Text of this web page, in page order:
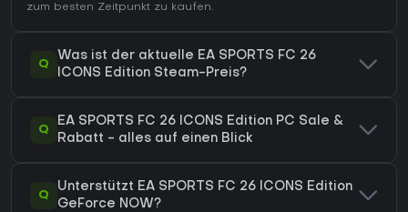
zum besten Zeitpunkt zu kaufen.
Q
Was ist der aktuelle EA SPORTS FC 26
ICONS Edition Steam-Preis?
Q
EA SPORTS FC 26 ICONS Edition PC Sale &
Rabatt - alles auf einen Blick
Q
Unterstützt EA SPORTS FC 26 ICONS Edition
GeForce NOW?